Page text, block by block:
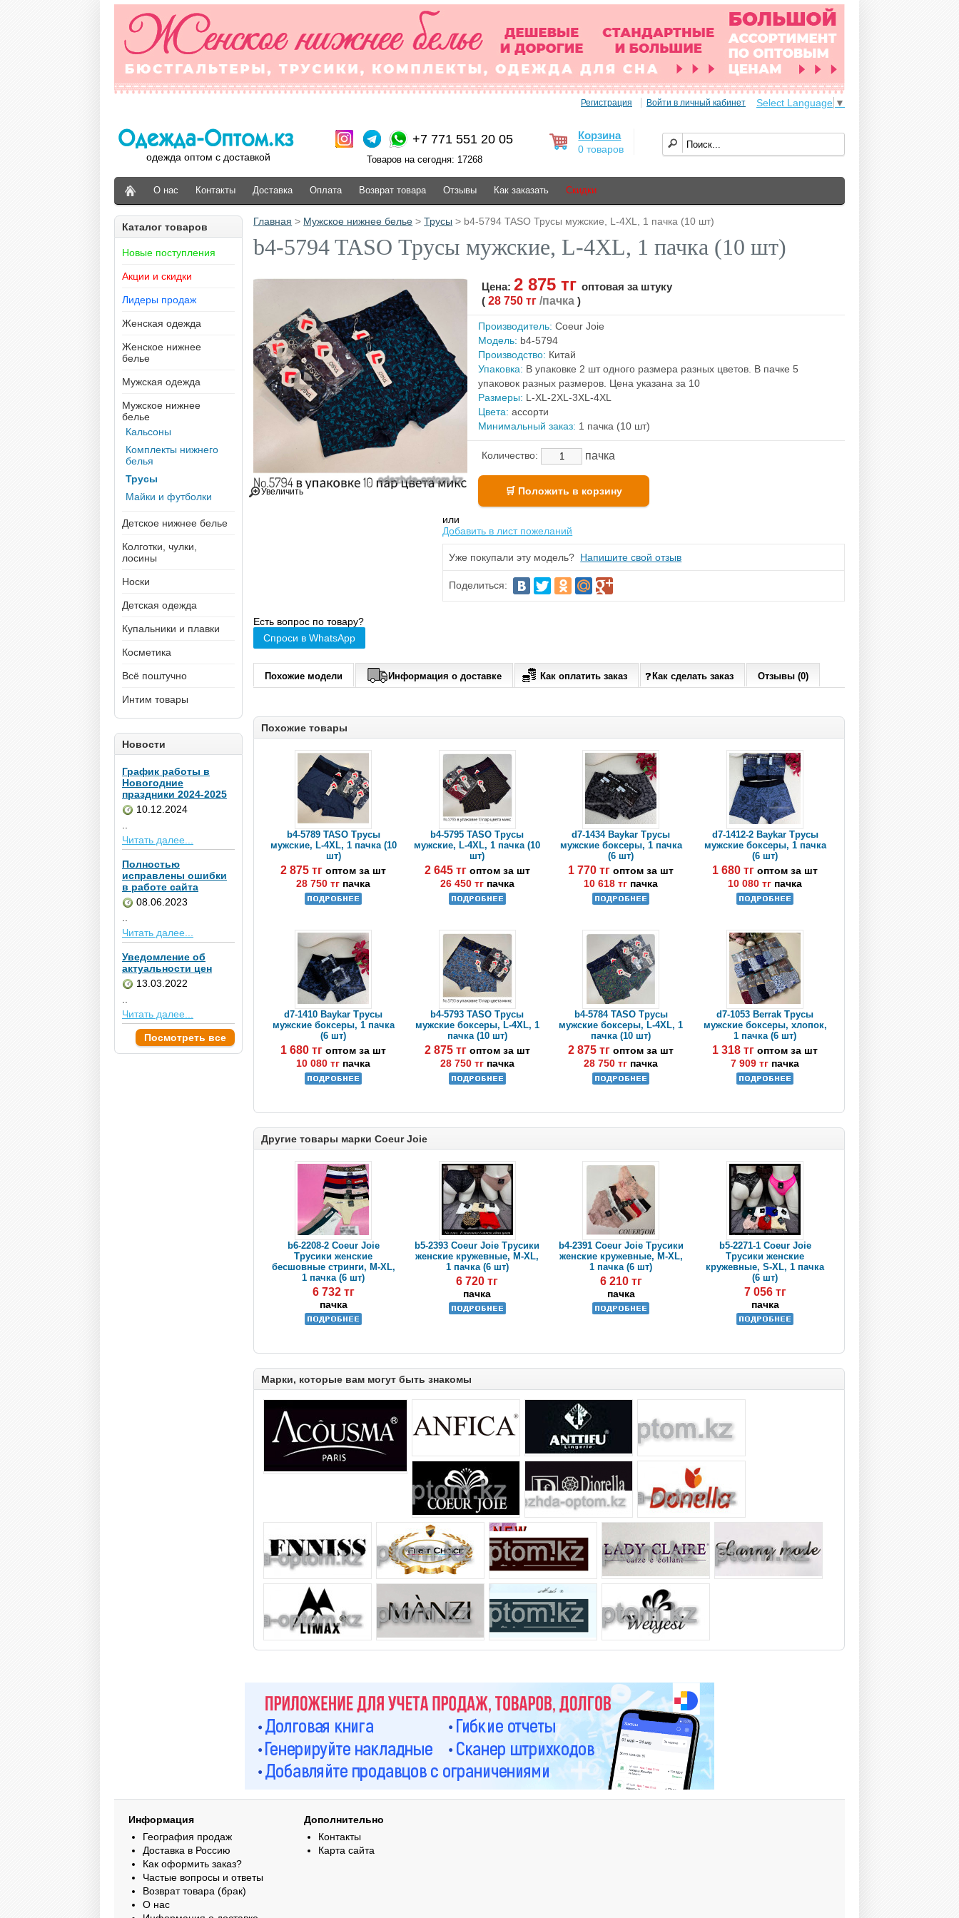
Регистрация Войти в личный кабинет Select Language ▼
одежда оптом с доставкой
+7 771 551 20 05
Товаров на сегодня: 17268
Корзина
0 товаров
О нас Контакты Доставка Оплата Возврат товара Отзывы Как заказать Скидки
Каталог товаров
Новые поступления
Акции и скидки
Лидеры продаж
Женская одежда
Женское нижнее
белье
Мужская одежда
Мужское нижнее
белье
Кальсоны
Комплекты нижнего
белья
Трусы
Майки и футболки
Детское нижнее белье
Колготки, чулки,
лосины
Носки
Детская одежда
Купальники и плавки
Косметика
Всё поштучно
Интим товары
Главная > Мужское нижнее белье >Трусы > b4-5794 TASO Трусы мужские, L-4XL, 1 пачка (10 шт)
b4-5794 TASO Трусы мужские, L-4XL, 1 пачка (10 шт)
Увеличить
Цена:2 875 тгоптовая за штуку
(28 750 тг/пачка)
Производитель: Coeur Joie
Модель: b4-5794
Производство: Китай
Упаковка: В упаковке 2 шт одного размера разных цветов. В пачке 5
упаковок разных размеров. Цена указана за 10
Размеры: L-XL-2XL-3XL-4XL
Цвета: ассорти
Минимальный заказ: 1 пачка (10 шт)
Количество: пачка
или
Добавить в лист пожеланий
Уже покупали эту модель? Напишите свой отзыв
Поделиться:
Есть вопрос по товару?
Спроси в WhatsApp
Похожие модели Информация о доставке Как оплатить заказ Как сделать заказ Отзывы (0)
Похожие товары
b4-5789 TASO Трусы
мужские, L-4XL, 1 пачка (10
шт)
2 875 тгоптом за шт
28 750 тг пачка
b4-5795 TASO Трусы
мужские, L-4XL, 1 пачка (10
шт)
2 645 тг оптом за шт
26 450 тг пачка
d7-1434 Baykar Трусы
мужские боксеры, 1 пачка
(6 шт)
1 770 тгоптом за шт
10 618 тг пачка
d7-1412-2 Baykar Трусы
мужские боксеры, 1 пачка
(6 шт)
1 680 тгоптом за шт
10 080 тг пачка
d7-1410 Baykar Трусы
мужские боксеры, 1 пачка
(6 шт)
1 680 тгоптом за шт
10 080 тг пачка
b4-5793 TASO Трусы
мужские боксеры, L-4XL, 1
пачка (10 шт)
2 875 тг оптом за шт
28 750 тг пачка
b4-5784 TASO Трусы
мужские боксеры, L-4XL, 1
пачка (10 шт)
2 875 тгоптом за шт
28 750 тг пачка
d7-1053 Berrak Трусы
мужские боксеры, хлопок,
1 пачка (6 шт)
1 318 тгоптом за шт
7 909 тг пачка
Другие товары марки Coeur Joie
b6-2208-2 Coeur Joie
Трусики женские
бесшовные стринги, M-XL,
1 пачка (6 шт)
6 732 тг
пачка
b5-2393 Coeur Joie Трусики
женские кружевные, M-XL,
1 пачка (6 шт)
6 720 тг
пачка
b4-2391 Coeur Joie Трусики
женские кружевные, M-XL,
1 пачка (6 шт)
6 210 тг
пачка
b5-2271-1 Coeur Joie
Трусики женские
кружевные, S-XL, 1 пачка
(6 шт)
7 056 тг
пачка
Марки, которые вам могут быть знакомы
Новости
График работы в
Новогодние
праздники 2024-2025
10.12.2024
..
Читать далее...
Полностью
исправлены ошибки
в работе сайта
08.06.2023
..
Читать далее...
Уведомление об
актуальности цен
13.03.2022
..
Читать далее...
Посмотреть все
Информация
География продаж
Доставка в Россию
Как оформить заказ?
Частые вопросы и ответы
Возврат товара (брак)
О нас
Дополнительно
Контакты
Карта сайта